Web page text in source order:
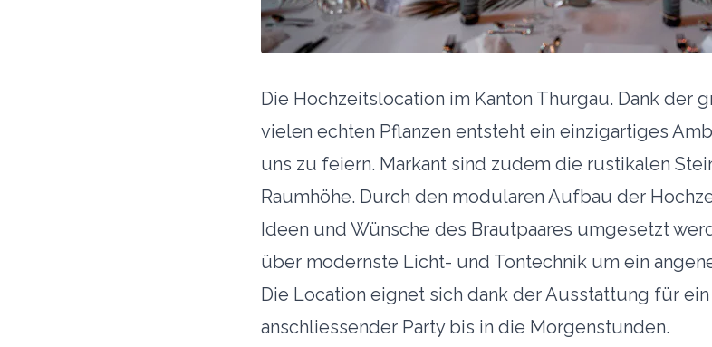
Die Hochzeitslocation im Kanton Thurgau. Dank der
vielen echten Pflanzen entsteht ein einzigartiges
uns zu feiern. Markant sind zudem die rustikalen
Raumhöhe. Durch den modularen Aufbau der
Ideen und Wünsche des Brautpaares umgesetzt
über modernste Licht- und Tontechnik um ein
Die Location eignet sich dank der Ausstattung für
anschliessender Party bis in die Morgenstunden.